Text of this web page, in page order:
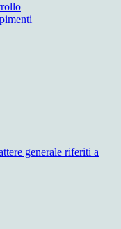
generale riferiti a